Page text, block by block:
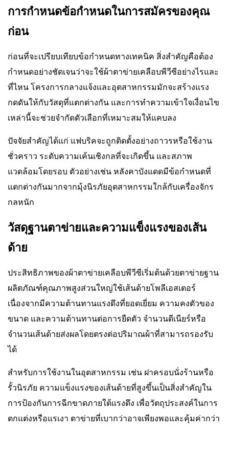
การกำหนดข้อกำหนดในการสมัครของคุณ
ก่อน
ก่อนที่จะเปรียบเทียบข้อกำหนดทางเทคนิค สิ่งสำคัญคือต้อง
กำหนดอย่างชัดเจนว่าจะใช้ผ้าตาข่ายเคลือบพีวีซีอย่างไรและ
ที่ไหน โครงการกลางแจ้งและอุตสาหกรรมมักจะสร้างแรง
กดดันให้กับวัสดุที่แตกต่างกัน และการทำความเข้าใจเงื่อนไข
เหล่านี้จะช่วยจำกัดตัวเลือกที่เหมาะสมให้แคบลง
ปัจจัยสำคัญได้แก่ แฟบริคจะถูกติดตั้งอย่างถาวรหรือใช้งาน
ชั่วคราว ระดับความเค้นเชิงกลที่จะเกิดขึ้น และสภาพ
แวดล้อมโดยรอบ ตัวอย่างเช่น หลังคาบังแดดมีข้อกำหนดที่
แตกต่างกันมากจากมุ้งนิรภัยอุตสาหกรรมใกล้กับเครื่องจักร
กลหนัก
วัสดุฐานตาข่ายและความแข็งแรงของเส้น
ด้าย
ประสิทธิภาพของผ้าตาข่ายเคลือบพีวีซีเริ่มต้นด้วยตาข่ายฐาน
ผลิตภัณฑ์คุณภาพสูงส่วนใหญ่ใช้เส้นด้ายโพลีเอสเตอร์
เนื่องจากมีความต้านทานแรงดึงที่ยอดเยี่ยม ความคงตัวของ
ขนาด และความต้านทานต่อการยืดตัว จำนวนดีเนียร์หรือ
จำนวนเส้นด้ายส่งผลโดยตรงต่อปริมาณผ้าที่สามารถรองรับ
ได้
สำหรับการใช้งานในอุตสาหกรรม เช่น ฝาครอบนั่งร้านหรือ
รั้วนิรภัย ความแข็งแรงของเส้นด้ายที่สูงขึ้นเป็นสิ่งสำคัญใน
การป้องกันการฉีกขาดภายใต้แรงดึง เพื่อวัตถุประสงค์ในการ
ตกแต่งหรือแรเงา ตาข่ายที่เบากว่าอาจเพียงพอและคุ้มค่ากว่า